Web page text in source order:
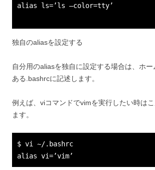
alias ls=’ls –color=tty’
独自のaliasを設定する
自分用のaliasを独自に設定する場合は、ホ
ある.bashrcに記述します。
例えば、viコマンドでvimを実行したい時は
ます。
$ vi ~/.bashrc
alias vi=’vim’